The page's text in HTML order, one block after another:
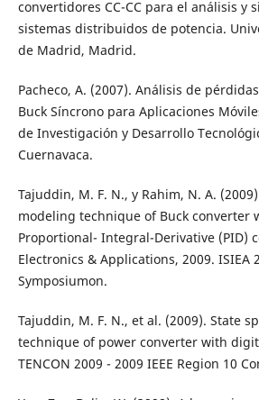
convertidores CC-CC para el análisis y
sistemas distribuidos de potencia.
de Madrid, Madrid.
Pacheco, A. (2007). Análisis de
Buck Síncrono para Aplicaciones
de Investigación y Desarrollo
Cuernavaca.
Tajuddin, M. F. N., y Rahim, N. A.
modeling technique of Buck converter
Proportional- Integral-Derivative (PID)
Electronics & Applications, 2009. ISIEA
Symposiumon.
Tajuddin, M. F. N., et al. (2009). State
technique of power converter with
TENCON 2009 - 2009 IEEE Region 10